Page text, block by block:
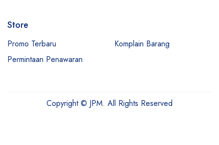
Store
Promo Terbaru
Komplain Barang
Permintaan Penawaran
Copyright © JPM. All Rights Reserved